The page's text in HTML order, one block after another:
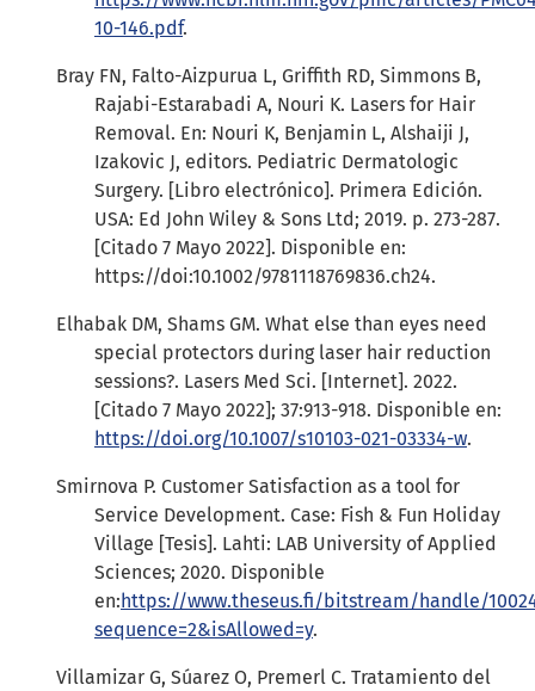
10-146.pdf.
Bray FN, Falto-Aizpurua L, Griffith RD, Simmons B,
Rajabi-Estarabadi A, Nouri K. Lasers for Hair
Removal. En: Nouri K, Benjamin L, Alshaiji J,
Izakovic J, editors. Pediatric Dermatologic
Surgery. [Libro electrónico]. Primera Edición.
USA: Ed John Wiley & Sons Ltd; 2019. p. 273-287.
[Citado 7 Mayo 2022]. Disponible en:
https://doi:10.1002/9781118769836.ch24.
Elhabak DM, Shams GM. What else than eyes need
special protectors during laser hair reduction
sessions?. Lasers Med Sci. [Internet]. 2022.
[Citado 7 Mayo 2022]; 37:913-918. Disponible en:
https://doi.org/10.1007/s10103-021-03334-w.
Smirnova P. Customer Satisfaction as a tool for
Service Development. Case: Fish & Fun Holiday
Village [Tesis]. Lahti: LAB University of Applied
Sciences; 2020. Disponible
en: https://www.theseus.fi/bitstream/handle/
sequence=2&isAllowed=y.
Villamizar G, Súarez O, Premerl C. Tratamiento del